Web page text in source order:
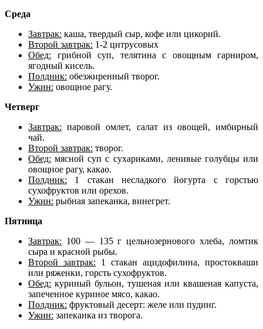
Среда
Завтрак: каша, твердый сыр, кофе или цикорий.
Второй завтрак: 1-2 цитрусовых
Обед: грибной суп, телятина с овощным гарниром,
ягодный кисель.
Полдник: обезжиренный творог.
Ужин: овощное рагу.
Четверг
Завтрак: паровой омлет, салат из овощей, имбирный
чай.
Второй завтрак: творог.
Обед: мясной суп с сухариками, ленивые голубцы или
овощное рагу, какао.
Полдник: 1 стакан несладкого йогурта с горстью
сухофруктов или орехов.
Ужин: рыбная запеканка, винегрет.
Пятница
Завтрак: 100 — 135 г цельнозернового хлеба, ломтик
сыра и красной рыбы.
Второй завтрак: 1 стакан ацидофилина, простокваши
или ряженки, горсть сухофруктов.
Обед: куриный бульон, тушеная или квашеная капуста,
запеченное куриное мясо, какао.
Полдник: фруктовый десерт: желе или пудинг.
Ужин: запеканка из творога.